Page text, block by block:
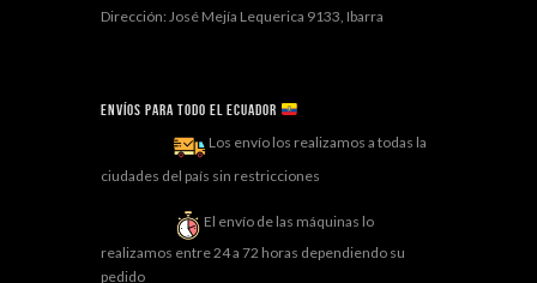
Dirección: José Mejía Lequerica 9133, Ibarra
Envíos para todo el ECUADOR
Los envío los realizamos a todas la
ciudades del país sin restricciones
El envío de las máquinas lo
realizamos entre 24 a 72 horas dependiendo su
pedido